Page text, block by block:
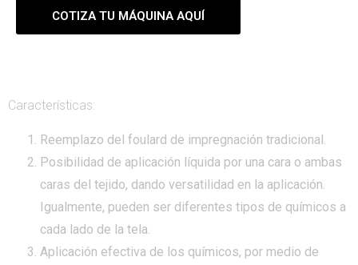
COTIZA TU MÁQUINA AQUÍ
Características:
Reemplazo del foulard de impregnación tradicional.
Posibilidad de aplicación líquida por una cara o ambas
caras del tejido, dando versatilidad en la aplicación.
Igualmente, pueden ser diferentes tipos de químicos a
cada lado de la tela.
Aplicación efectiva de los químicos, por medio de